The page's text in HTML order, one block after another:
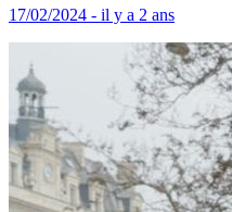
17/02/2024 - il y a 2 ans